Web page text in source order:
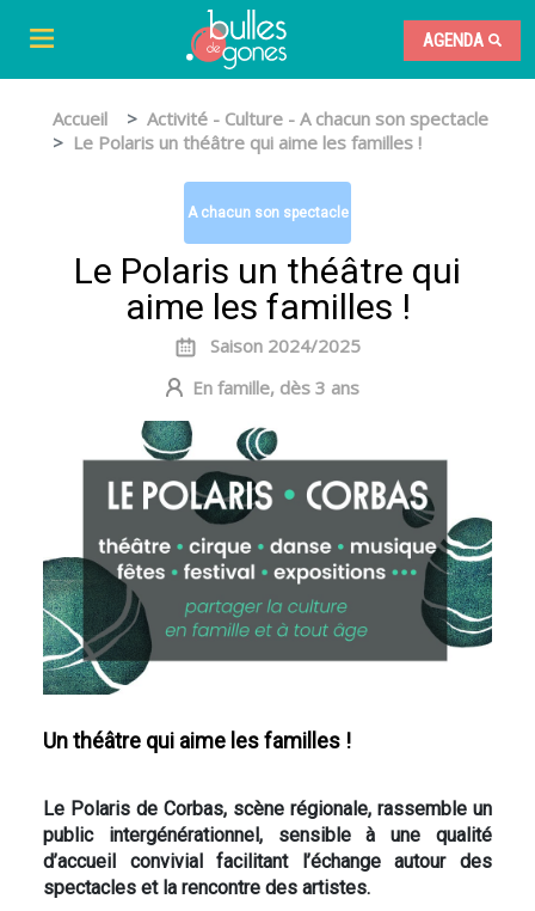
AGENDA
Accueil
Activité - Culture - A chacun son spectacle
Le Polaris un théâtre qui aime les familles !
A chacun son spectacle
Le Polaris un théâtre qui
aime les familles !
Saison 2024/2025
En famille, dès 3 ans
Un théâtre qui aime les familles !
Le Polaris de Corbas, scène régionale, rassemble un
public intergénérationnel, sensible à une qualité
d’accueil convivial facilitant l’échange autour des
spectacles et la rencontre des artistes.